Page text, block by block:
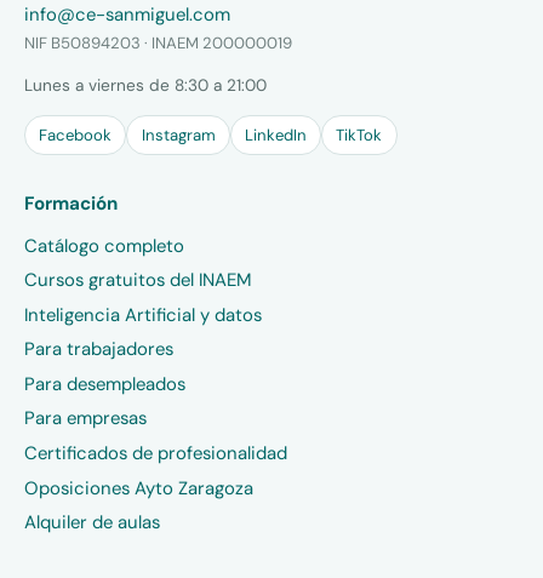
info@ce-sanmiguel.com
NIF B50894203 · INAEM 200000019
Lunes a viernes de 8:30 a 21:00
Facebook Instagram LinkedIn TikTok
Formación
Catálogo completo
Cursos gratuitos del INAEM
Inteligencia Artificial y datos
Para trabajadores
Para desempleados
Para empresas
Certificados de profesionalidad
Oposiciones Ayto Zaragoza
Alquiler de aulas